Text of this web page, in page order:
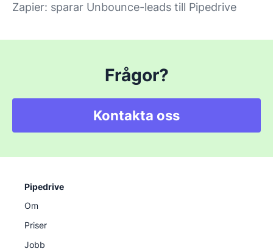
Zapier: sparar Unbounce-leads till Pipedrive
Frågor?
Kontakta oss
Pipedrive
Om
Priser
Jobb